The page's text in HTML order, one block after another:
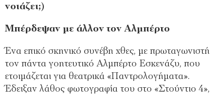
νοιάζει;)
Μπέρδεψαν με άλλον τον Αλμπέρτο
Ένα επικό σκηνικό συνέβη χθες, με πρωταγωνιστή
τον πάντα γοητευτικό Αλμπέρτο Εσκενάζυ, που
ετοιμάζεται για θεατρικά «Παντρολογήματα».
Έδειξαν λάθος φωτογραφία του στο «Στούντιο 4»,